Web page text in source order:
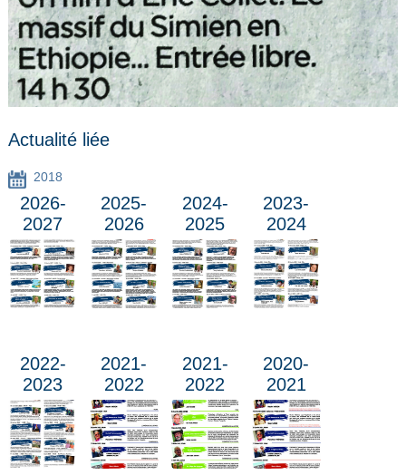
Actualité liée
2018
2026-
2027
2025-
2026
2024-
2025
2023-
2024
2022-
2023
2021-
2022
2021-
2022
2020-
2021